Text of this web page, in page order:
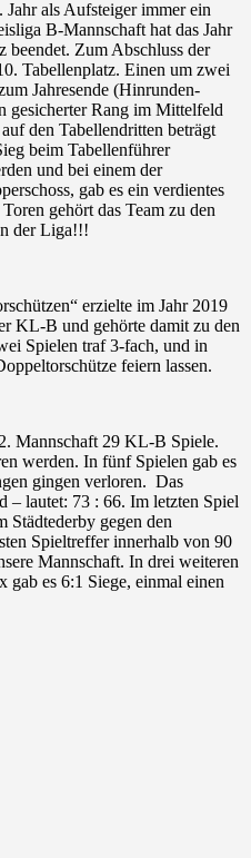
Jahr als Aufsteiger immer ein
B-Mannschaft hat das Jahr
beendet. Zum Abschluss der
Tabellenplatz. Einen um zwei
Jahresende (Hinrunden-
gesicherter Rang im Mittelfeld
den Tabellendritten beträgt
beim Tabellenführer
und bei einem der
gab es ein verdientes
gehört das Team zu den
der Liga!!!
erzielte im Jahr 2019
KL-B und gehörte damit zu den
Spielen traf 3-fach, und in
feiern lassen.
Mannschaft 29 KL-B Spiele.
werden. In fünf Spielen gab es
gingen verloren. Das
– lautet: 73 : 66. Im letzten Spiel
Städtederby gegen den
Spieltreffer innerhalb von 90
Mannschaft. In drei weiteren
gab es 6:1 Siege, einmal einen